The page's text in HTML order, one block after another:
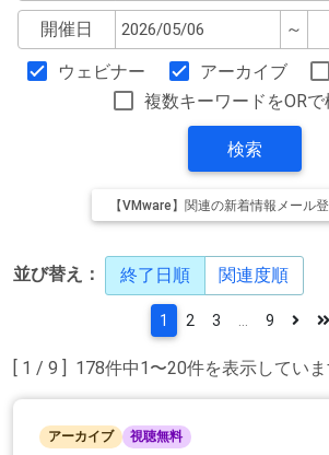
開催日 ～
ウェビナー アーカイブ
複数キーワードをORで
検索
【VMware】関連の新着情報メール
並び替え： 終了日順 関連度順
[ 1 / 9 ] 178件中1〜20件を表示していま
1 2 3 9
アーカイブ 視聴無料